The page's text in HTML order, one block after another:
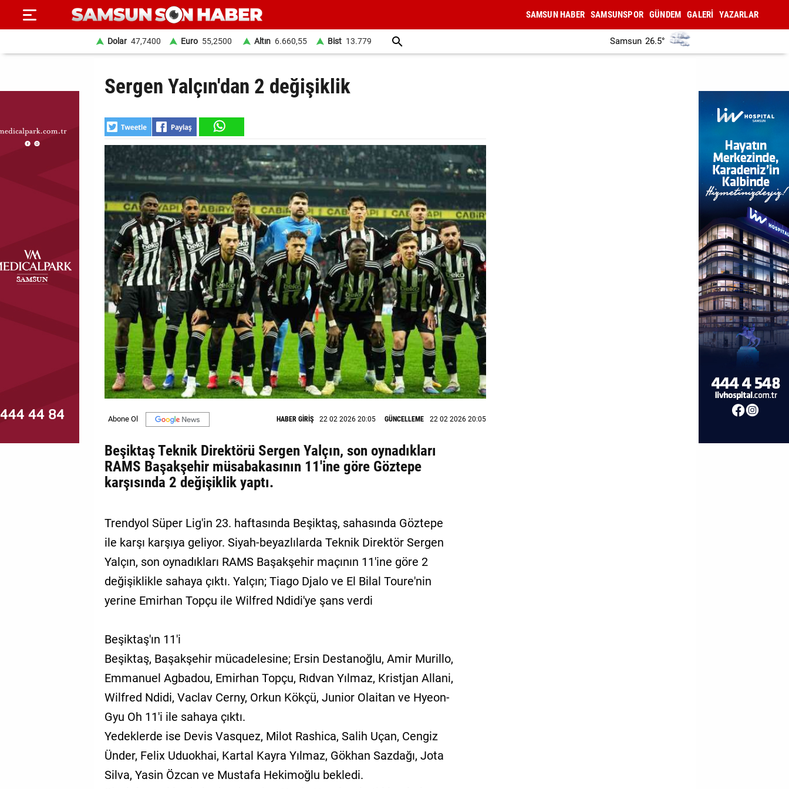
SAYFA
HABER
DÜNYA
MAGAZİN
Künye
İletişim
SAMSUN HABER SAMSUNSPOR GÜNDEM GALERİ YAZARLAR
Dolar 47,7400 Euro 55,2500 Altın 6.660,55 Bist 13.779 Samsun 26.5°
Sergen Yalçın'dan 2 değişiklik
HABER GİRİŞ 22 02 2026 20:05 GÜNCELLEME 22 02 2026 20:05
Beşiktaş Teknik Direktörü Sergen Yalçın, son oynadıkları
RAMS Başakşehir müsabakasının 11'ine göre Göztepe
karşısında 2 değişiklik yaptı.
Trendyol Süper Lig'in 23. haftasında Beşiktaş, sahasında Göztepe
ile karşı karşıya geliyor. Siyah-beyazlılarda Teknik Direktör Sergen
Yalçın, son oynadıkları RAMS Başakşehir maçının 11'ine göre 2
değişiklikle sahaya çıktı. Yalçın; Tiago Djalo ve El Bilal Toure'nin
yerine Emirhan Topçu ile Wilfred Ndidi'ye şans verdi
Beşiktaş'ın 11'i
Beşiktaş, Başakşehir mücadelesine; Ersin Destanoğlu, Amir Murillo,
Emmanuel Agbadou, Emirhan Topçu, Rıdvan Yılmaz, Kristjan Allani,
Wilfred Ndidi, Vaclav Cerny, Orkun Kökçü, Junior Olaitan ve Hyeon-
Gyu Oh 11'i ile sahaya çıktı.
Yedeklerde ise Devis Vasquez, Milot Rashica, Salih Uçan, Cengiz
Ünder, Felix Uduokhai, Kartal Kayra Yılmaz, Gökhan Sazdağı, Jota
Silva, Yasin Özcan ve Mustafa Hekimoğlu bekledi.